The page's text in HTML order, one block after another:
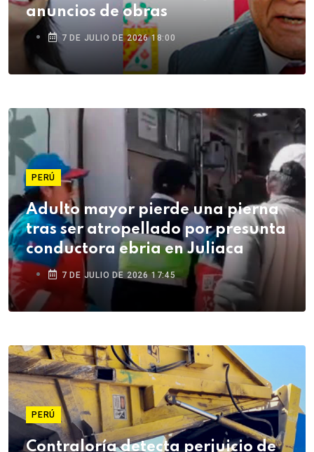
anuncios de obras
7 DE JULIO DE 2026 18:00
PERÚ
Adulto mayor pierde una pierna
tras ser atropellado por presunta
conductora ebria en Juliaca
7 DE JULIO DE 2026 17:45
PERÚ
Contraloría detecta perjuicio de